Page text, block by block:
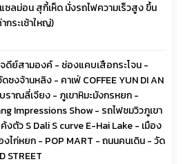
ซลม่อน สุกี้เห็ด นั่งรถไฟความเร็วสูง ขึ้น
กระเช้าใหญ่)
จดีย์สามองค์ - ช่องแคบเสือกระโจน -
งจ้านหลิง - คาเฟ่ COFFEE YUN DI AN
ราณลี่เจียง - ภูเขาหิมะมังกรหยก -
Impressions Show - รถไฟชมวิวภูเขา
งตัว S Dali S curve E-Hai Lake - เมือง
ไก่หยก - POP MART - ถนนคนเดิน - วัด
STREET